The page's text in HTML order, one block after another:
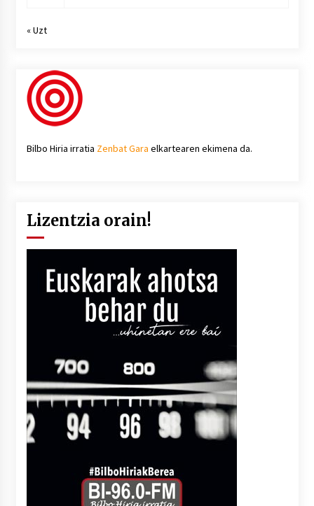
« Uzt
Bilbo Hiria irratia Zenbat Gara elkartearen ekimena da.
Lizentzia orain!